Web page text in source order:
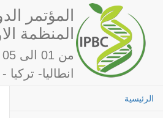
المؤتمر
& المنظمة
من 01 الى 05 نوفمبر 2015
WOW KREMLIN PALACE - انطاليا- تركيا
الرئيسية